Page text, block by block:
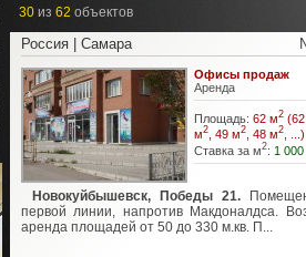
30 из 62 объектов
Россия | Самара
Офисы продаж
Аренда
Площадь: 62 м2(62
м2, 49 м2, 48 м2, ...)
Ставка за м2: 1 000
Новокуйбышевск, Победы 21.
первой линии, напротив Макдоналдса.
аренда площадей от 50 до 330 м.кв. П...